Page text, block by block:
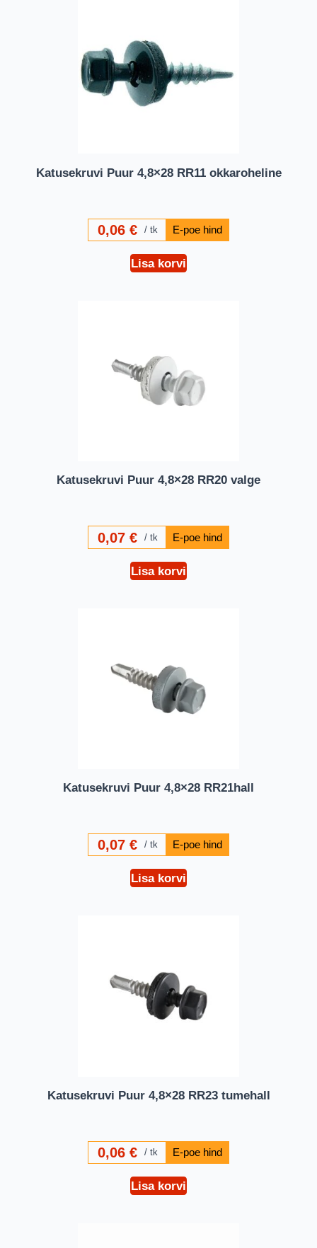
Katusekruvi Puur 4,8×28 RR11 okkaroheline
0,06€ tk
Lisa korvi
Katusekruvi Puur 4,8×28 RR20 valge
0,07€ tk
Lisa korvi
Katusekruvi Puur 4,8×28 RR21hall
0,07€ tk
Lisa korvi
Katusekruvi Puur 4,8×28 RR23 tumehall
0,06€ tk
Lisa korvi